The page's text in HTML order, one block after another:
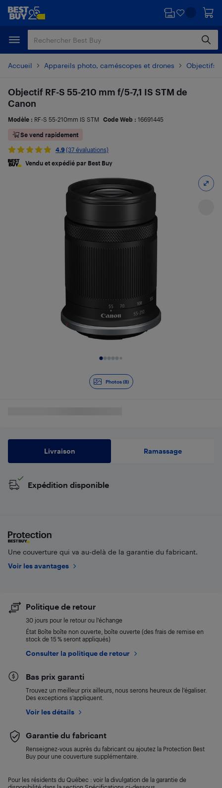
Passer
principal
Passer
Accueil Appareils photo, caméscopes et drones Objectifs
Photos (8)
Objectif RF-S 55-210 mm f/5-7,1 IS STM de
Canon
Modèle : RF-S 55-210mm IS STM Code Web : 16691445
Se vend rapidement
4.9 (37 évaluations)
Vendu et expédié par Best Buy
Livraison Ramassage
Expédition disponible
Une couverture qui va au-delà de la garantie du fabricant.
Voir les avantages
Politique de retour
30 jours pour le retour ou l’échange
État Boîte boîte non ouverte, boîte ouverte (des frais de remise en
stock de 15 % seront appliqués)
Consulter la politique de retour
Bas prix garanti
Trouvez un meilleur prix ailleurs, nous serons heureux de l’égaliser.
Des exceptions s’appliquent.
Voir les détails
Garantie du fabricant
Renseignez-vous auprès du fabricant ou ajoutez la Protection Best
Buy pour une couverture supplémentaire.
Pour les résidents du Québec : voir la divulgation de la garantie de